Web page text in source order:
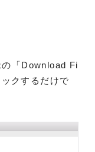
の「Download Fi
クするだけで